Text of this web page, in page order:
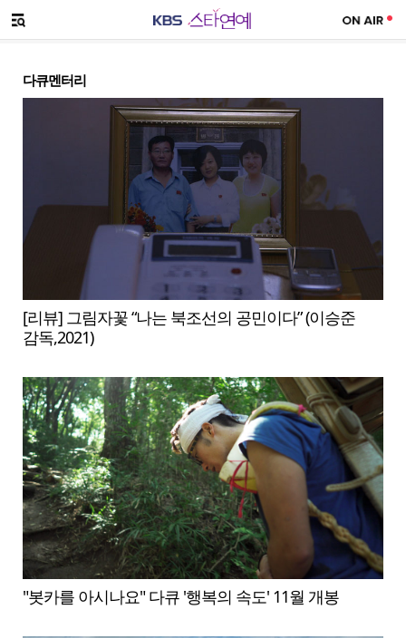
메뉴 열기
다큐멘터리
[리뷰] 그림자꽃 “나는 북조선의 공민이다” (이승준
감독,2021)
"봇카를 아시나요" 다큐 '행복의 속도' 11월 개봉